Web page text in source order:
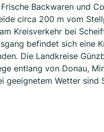
Backwaren und
circa 200 m vom
Kreisverkehr bei
befindet sich eine
Die Landkreise
entlang von Donau,
geeignetem Wetter sind